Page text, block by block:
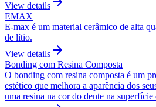
View details
EMAX
E-max é um material cerâmico de alta
de lítio.
View details
Bonding com Resina Composta
O bonding com resina composta é um
estético que melhora a aparência dos
uma resina na cor do dente na superfície